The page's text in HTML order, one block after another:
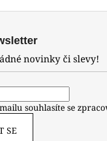
novinky či slevy!
souhlasíte se
SE